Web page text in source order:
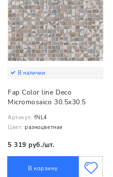
В наличии
Fap Color line Deco
Micromosaico 30.5x30.5
Артикул: fNL4
Цвет: разноцветная
5 319 руб./шт.
В корзину